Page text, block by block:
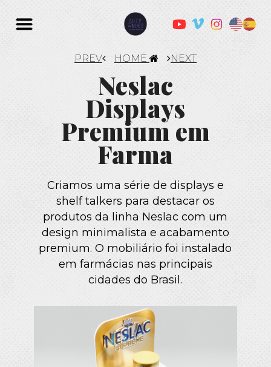
PREV HOME NEXT
Neslac
Displays
Premium em
Farma
Criamos uma série de displays e
shelf talkers para destacar os
produtos da linha Neslac com um
design minimalista e acabamento
premium. O mobiliário foi instalado
em farmácias nas principais
cidades do Brasil.